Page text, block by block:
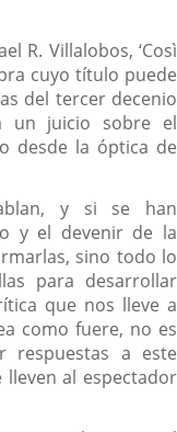
R. Villalobos, ‘Così
cuyo título puede
del tercer decenio
un juicio sobre el
desde la óptica de
y si se han
y el devenir de la
sino todo lo
para desarrollar
que nos lleve a
como fuere, no es
respuestas a este
al espectador